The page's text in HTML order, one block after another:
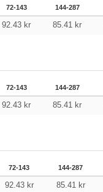
72-143 144-287
92.43 kr 85.41 kr
72-143 144-287
92.43 kr 85.41 kr
72-143 144-287
92.43 kr 85.41 kr